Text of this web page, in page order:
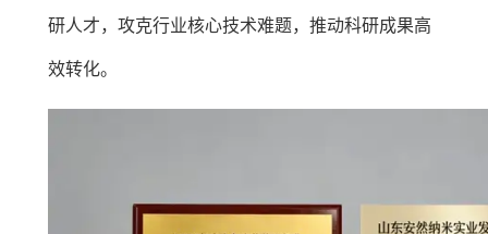
研人才，攻克行业核心技术难题，推动科研成果高
效转化。